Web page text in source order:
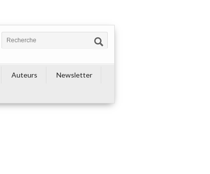
Auteurs
Newsletter